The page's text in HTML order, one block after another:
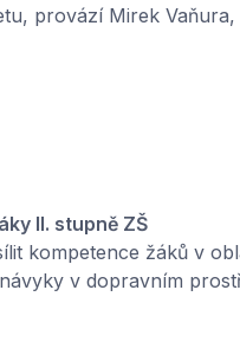
provází Mirek
II. stupně ZŠ
kompetence žáků v
v dopravním